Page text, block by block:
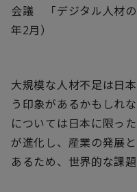
会議 「デジタル人材
年2月）
大規模な人材不足は日
う印象があるかもしれ
については日本に限っ
が進化し、産業の発展
あるため、世界的な課題